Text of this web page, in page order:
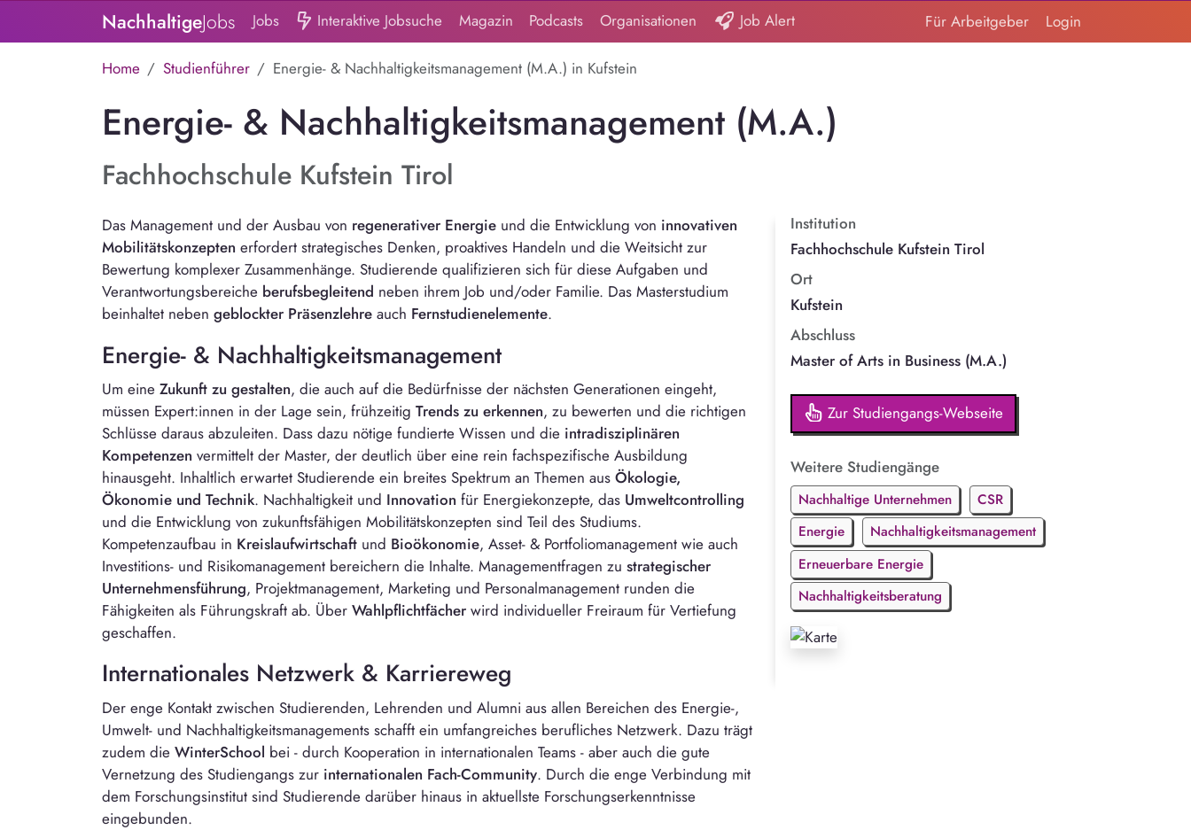
NachhaltigeJobs Jobs Interaktive Jobsuche Magazin Podcasts Organisationen Job Alert Für Arbeitgeber Login
Home Studienführer Energie- & Nachhaltigkeitsmanagement (M.A.) in Kufstein
Energie- & Nachhaltigkeitsmanagement (M.A.)
Fachhochschule Kufstein Tirol
Institution
Fachhochschule Kufstein Tirol
Ort
Kufstein
Abschluss
Master of Arts in Business (M.A.)
Zur Studiengangs-Webseite
Weitere Studiengänge
Nachhaltige Unternehmen
CSR
Energie
Nachhaltigkeitsmanagement
Erneuerbare Energie
Nachhaltigkeitsberatung
Das Management und der Ausbau von regenerativer Energieund die Entwicklung von innovativen
Mobilitätskonzepten erfordert strategisches Denken, proaktives Handeln und die Weitsicht zur
Bewertung komplexer Zusammenhänge. Studierende qualifizieren sich für diese Aufgaben und
Verantwortungsbereiche berufsbegleitend neben ihrem Job und/oder Familie. Das Masterstudium
beinhaltet neben geblockter Präsenzlehreauch Fernstudienelemente.
Energie- & Nachhaltigkeitsmanagement
Um eine Zukunft zu gestalten, die auch auf die Bedürfnisse der nächsten Generationen eingeht,
müssen Expert:innen in der Lage sein, frühzeitig Trends zu erkennen, zu bewerten und die richtigen
Schlüsse daraus abzuleiten. Dass dazu nötige fundierte Wissen und die intradisziplinären
Kompetenzen vermittelt der Master, der deutlich über eine rein fachspezifische Ausbildung
hinausgeht. Inhaltlich erwartet Studierende ein breites Spektrum an Themen aus Ökologie,
Ökonomie und Technik. Nachhaltigkeit und Innovation für Energiekonzepte, das Umweltcontrolling
und die Entwicklung von zukunftsfähigen Mobilitätskonzepten sind Teil des Studiums.
Kompetenzaufbau in Kreislaufwirtschaftund Bioökonomie, Asset- & Portfoliomanagement wie auch
Investitions- und Risikomanagement bereichern die Inhalte. Managementfragen zu strategischer
Unternehmensführung, Projektmanagement, Marketing und Personalmanagement runden die
Fähigkeiten als Führungskraft ab. Über Wahlpflichtfächerwird individueller Freiraum für Vertiefung
geschaffen.
Internationales Netzwerk & Karriereweg
Der enge Kontakt zwischen Studierenden, Lehrenden und Alumni aus allen Bereichen des Energie-,
Umwelt- und Nachhaltigkeitsmanagements schafft ein umfangreiches berufliches Netzwerk. Dazu trägt
zudem die WinterSchool bei - durch Kooperation in internationalen Teams - aber auch die gute
Vernetzung des Studiengangs zur internationalen Fach-Community. Durch die enge Verbindung mit
dem Forschungsinstitut sind Studierende darüber hinaus in aktuellste Forschungserkenntnisse
eingebunden.